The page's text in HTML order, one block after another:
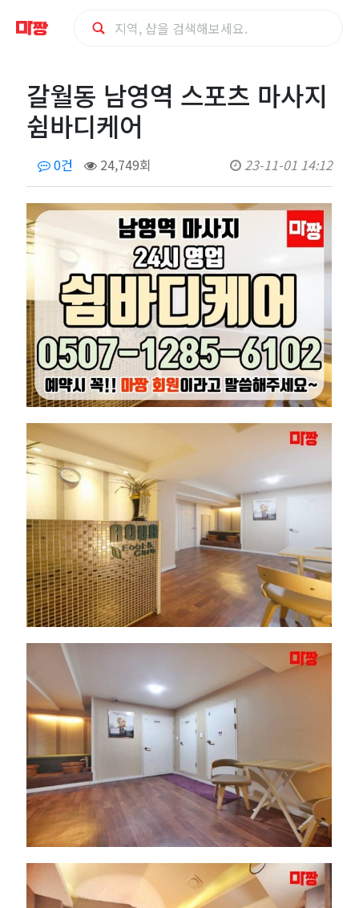
월
남
영
역
스
포
츠
마
사
지
쉼
바
디
케
어
｜
근
처
인
기
갈월동 남영역 스포츠 마사지
쉼바디케어
0건 24,749회 23-11-01 14:12